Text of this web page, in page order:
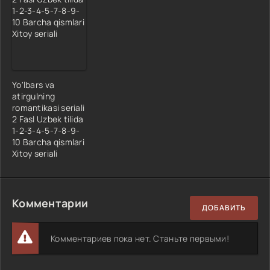
Yo'lbars va
atirgulning
romantikasi seriali
2 Fasl Uzbek tilida
1-2-3-4-5-7-8-9-
10 Barcha qismlari
Xitoy seriali
Комментарии ДОБАВИТЬ
Комментариев пока нет. Станьте первыми!